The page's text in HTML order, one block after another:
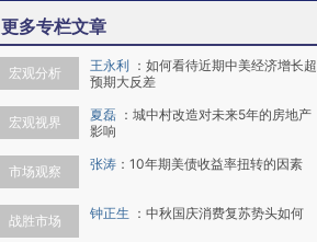
更多专栏文章
宏观分析 王永利 ： 如何看待近期中美经济增长超
预期大反差
宏观视界 夏磊 ： 城中村改造对未来5年的房地产
影响
市场观察 张涛 ： 10年期美债收益率扭转的因素
战胜市场 钟正生 ： 中秋国庆消费复苏势头如何